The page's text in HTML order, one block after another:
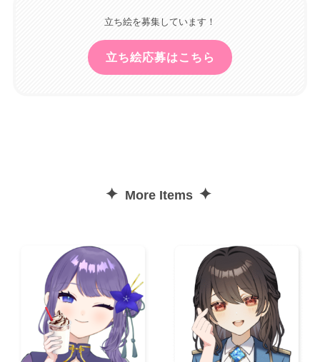
立ち絵を募集しています！
立ち絵応募はこちら
✦ More Items ✦